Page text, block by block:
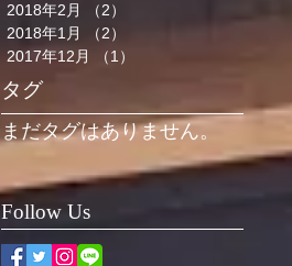
2018年2月
（2）
2018年1月
（2）
2017年12月
（1）
タグ
まだタグはありません。
Follow Us